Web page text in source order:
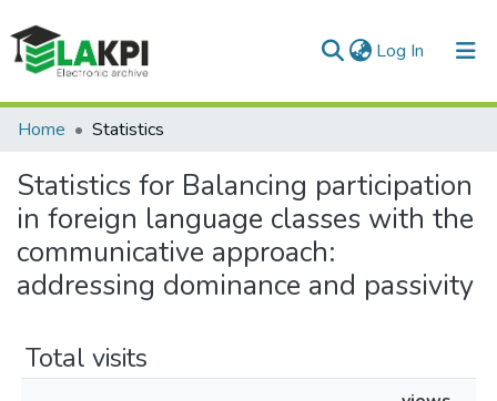
Log In (current)
Communities & Collections
All of DSpace
Home Statistics
Statistics for Balancing participation
in foreign language classes with the
communicative approach:
addressing dominance and passivity
Total visits